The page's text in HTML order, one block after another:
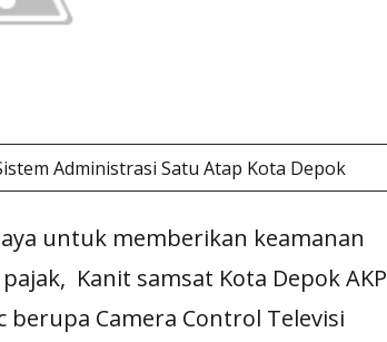
Administrasi Satu Atap Kota Depok
untuk memberikan keamanan
Kanit samsat Kota Depok AKP
Camera Control Televisi